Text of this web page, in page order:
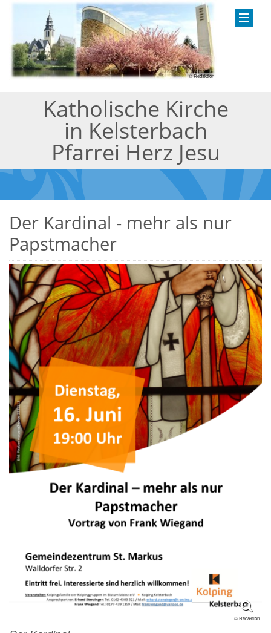
© Redaktion
Katholische Kirche
in Kelsterbach
Pfarrei Herz Jesu
Der Kardinal - mehr als nur
Papstmacher
© Redaktion